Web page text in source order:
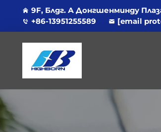
9F, Блдг. А Донгшенминду
+86-13951255589
[email